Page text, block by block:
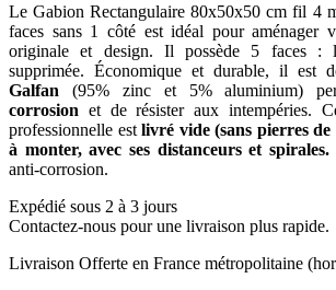
Le Gabion Rectangulaire 80x50x50 cm fil 4
faces sans 1 côté est idéal pour aménager
originale et design. Il possède 5 faces :
supprimée. Économique et durable, il est
Galfan (95% zinc et 5% aluminium)
corrosion et de résister aux intempéries.
professionnelle estlivré vide (sans pierres
à monter, avec ses distanceurs et spirales.
anti-corrosion.
Expédié sous 2 à 3 jours
Contactez-nous pour une livraison plus rapide.
Livraison Offerte en France métropolitaine